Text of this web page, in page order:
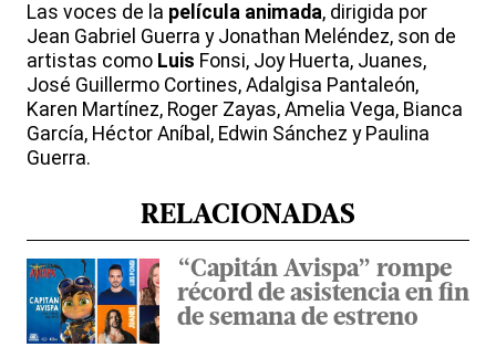
Las voces de la película animada, dirigida por
Jean Gabriel Guerra y Jonathan Meléndez, son de
artistas como Luis Fonsi, Joy Huerta, Juanes,
José Guillermo Cortines, Adalgisa Pantaleón,
Karen Martínez, Roger Zayas, Amelia Vega, Bianca
García, Héctor Aníbal, Edwin Sánchez y Paulina
Guerra.
RELACIONADAS
“Capitán Avispa” rompe
récord de asistencia en fin
de semana de estreno